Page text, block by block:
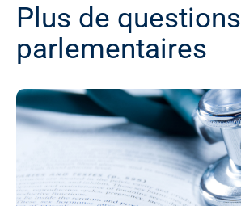
Plus de questions
parlementaires